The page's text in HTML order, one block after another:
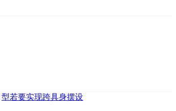
型若要实现跨具身摆设